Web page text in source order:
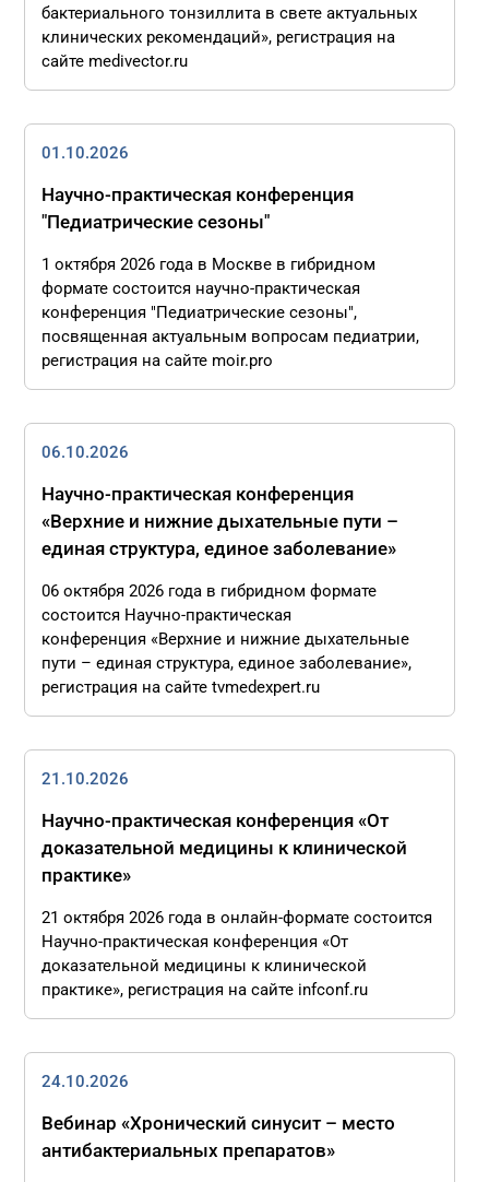
бактериального тонзиллита в свете актуальных
клинических рекомендаций», регистрация на
сайте medivector.ru
01.10.2026
Научно-практическая конференция
"Педиатрические сезоны"
1 октября 2026 года в Москве в гибридном
формате состоится научно-практическая
конференция "Педиатрические сезоны",
посвященная актуальным вопросам педиатрии,
регистрация на сайте moir.pro
06.10.2026
Научно-практическая конференция
«Верхние и нижние дыхательные пути –
единая структура, единое заболевание»
06 октября 2026 года в гибридном формате
состоится Научно-практическая
конференция «Верхние и нижние дыхательные
пути – единая структура, единое заболевание»,
регистрация на сайте tvmedexpert.ru
21.10.2026
Научно-практическая конференция «От
доказательной медицины к клинической
практике»
21 октября 2026 года в онлайн-формате состоится
Научно-практическая конференция «От
доказательной медицины к клинической
практике», регистрация на сайте infconf.ru
24.10.2026
Вебинар «Хронический синусит – место
антибактериальных препаратов»